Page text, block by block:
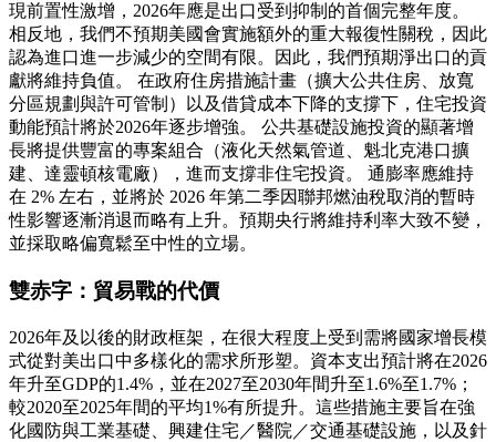
現前置性激增，2026年應是出口受到抑制的首個完整年度。
相反地，我們不預期美國會實施額外的重大報復性關稅，因此
認為進口進一步減少的空間有限。因此，我們預期淨出口的貢
獻將維持負值。 在政府住房措施計畫（擴大公共住房、放寬
分區規劃與許可管制）以及借貸成本下降的支撐下，住宅投資
動能預計將於2026年逐步增強。 公共基礎設施投資的顯著增
長將提供豐富的專案組合（液化天然氣管道、魁北克港口擴
建、達靈頓核電廠），進而支撐非住宅投資。 通膨率應維持
在 2% 左右，並將於 2026 年第二季因聯邦燃油稅取消的暫時
性影響逐漸消退而略有上升。預期央行將維持利率大致不變，
並採取略偏寬鬆至中性的立場。
雙赤字：貿易戰的代價
2026年及以後的財政框架，在很大程度上受到需將國家增長模
式從對美出口中多樣化的需求所形塑。資本支出預計將在2026
年升至GDP的1.4%，並在2027至2030年間升至1.6%至1.7%；
較2020至2025年間的平均1%有所提升。這些措施主要旨在強
化國防與工業基礎、興建住宅／醫院／交通基礎設施，以及針